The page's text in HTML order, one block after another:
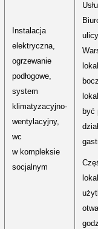
Instalacja
elektryczna,
ogrzewanie
podłogowe,
system
klimatyzacyjno-
wentylacyjny,
wc
w kompleksie
socjalnym
ulicy
być